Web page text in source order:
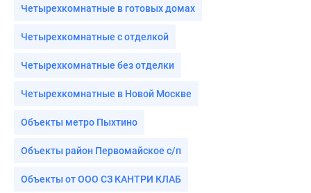
Четырехкомнатные в готовых домах
Четырехкомнатные с отделкой
Четырехкомнатные без отделки
Четырехкомнатные в Новой Москве
Объекты метро Пыхтино
Объекты район Первомайское с/п
Объекты от ООО СЗ КАНТРИ КЛАБ